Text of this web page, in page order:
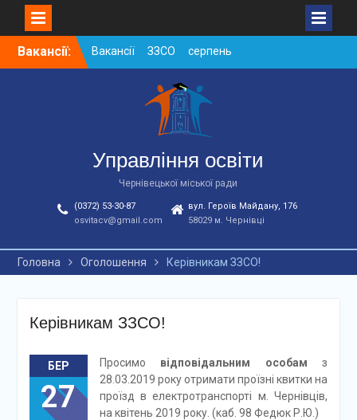
SkipВакансії:
Вакансії ЗЗСО серпень
2026
Вакансії ЗЗСО червень
Вакансії у ЗДО та
дошкільних підрозділах
ЗЗСО станом на
01.08.2026 р.
Управління освіти
Чернівецької міської ради
(0372) 53-30-87
osvitacv@gmail.com
вул. Героїв Майдану, 176
58029 м. Чернівці
Головна Оголошення Керівникам ЗЗСО!
Керівникам ЗЗСО!
БЕР
27
Просимо відповідальним особам з
28.03.2019 року отримати проїзні квитки на
проїзд в електротранспорті м. Чернівців,
на квітень 2019 року. (каб. 98 Федюк Р.Ю.)